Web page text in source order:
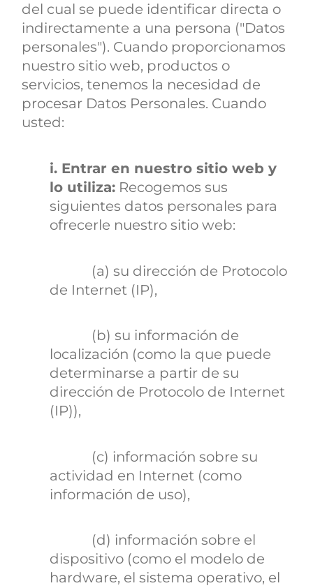
del cual se puede identificar directa o
indirectamente a una persona ("Datos
personales"). Cuando proporcionamos
nuestro sitio web, productos o
servicios, tenemos la necesidad de
procesar Datos Personales. Cuando
usted:
i. Entrar en nuestro sitio web y
lo utiliza: Recogemos sus
siguientes datos personales para
ofrecerle nuestro sitio web:
(a) su dirección de Protocolo
de Internet (IP),
(b) su información de
localización (como la que puede
determinarse a partir de su
dirección de Protocolo de Internet
(IP)),
(c) información sobre su
actividad en Internet (como
información de uso),
(d) información sobre el
dispositivo (como el modelo de
hardware, el sistema operativo, el